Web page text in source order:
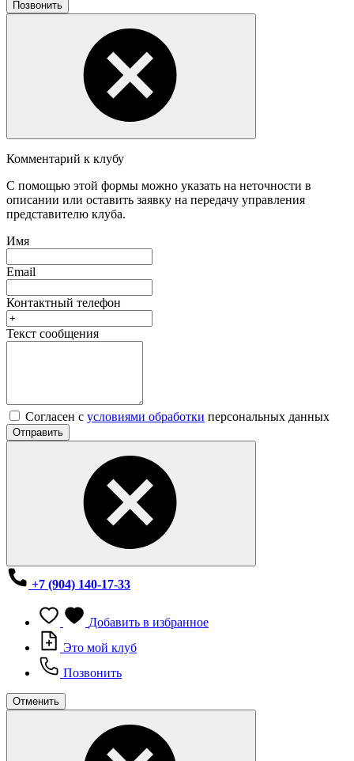
Позвонить
Комментарий к клубу
С помощью этой формы можно указать на неточности в
описании или оставить заявку на передачу управления
представителю клуба.
Имя
Email
Контактный телефон
Текст сообщения
Согласен с условиями обработки персональных данных
Отправить
+7 (904) 140-17-33
Добавить в избранное
Это мой клуб
Позвонить
Отменить